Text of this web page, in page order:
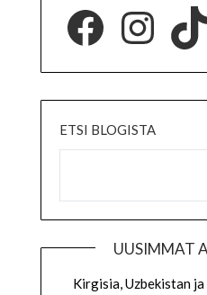
ETSI BLOGISTA
UUSIMMAT
Kirgisia, Uzbekistan